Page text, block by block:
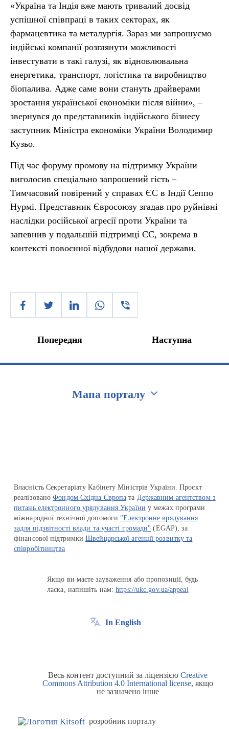
«Україна та Індія вже мають тривалий досвід
успішної співпраці в таких секторах, як
фармацевтика та металургія. Зараз ми запрошуємо
індійські компанії розглянути можливості
інвестувати в такі галузі, як відновлювальна
енергетика, транспорт, логістика та виробництво
біопалива. Адже саме вони стануть драйверами
зростання української економіки після війни», –
звернувся до представників індійського бізнесу
заступник Міністра економіки України Володимир
Кузьо.
Під час форуму промову на підтримку України
виголосив спеціально запрошений гість –
Тимчасовий повірений у справах ЄС в Індії Сеппо
Нурмі. Представник Євросоюзу згадав про руйнівні
наслідки російської агресії проти України та
запевнив у подальшій підтримці ЄС, зокрема в
контексті повоєнної відбудови нашої держави.
Попередня Наступна
Мапа порталу
Власність Секретаріату Кабінету Міністрів України. Проєкт
реалізованоФондом Східна Європа та Державним агентством з
питань електронного урядування України у межах програми
міжнародної технічної допомоги "Електронне врядування
задля підзвітності влади та участі громади" (EGAP), за
фінансової підтримкиШвейцарської агенції розвитку та
співробітництва
Якщо ви маєте зауваження або пропозиції, будь
ласка, напишіть нам:https://ukc.gov.ua/appeal
In English
Весь контент доступний за ліцензією Creative
Commons Attribution 4.0 International license, якщо
не зазначено інше
розробник порталу